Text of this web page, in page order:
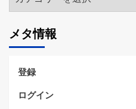
テ
リ
ー
メタ情報
登録
ログイン